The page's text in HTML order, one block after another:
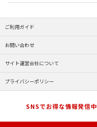
ご利用ガイド
お問い合わせ
サイト運営会社について
プライバシーポリシー
SNSでお得な情報発信中